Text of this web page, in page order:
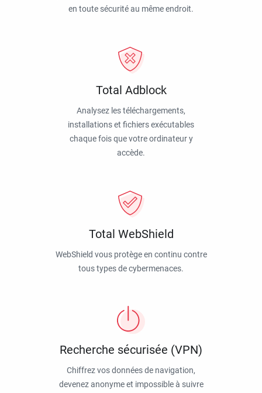
en toute sécurité au même endroit.
Total Adblock
Analysez les téléchargements,
installations et fichiers exécutables
chaque fois que votre ordinateur y
accède.
Total WebShield
WebShield vous protège en continu contre
tous types de cybermenaces.
Recherche sécurisée (VPN)
Chiffrez vos données de navigation,
devenez anonyme et impossible à suivre